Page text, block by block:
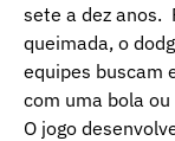
sete a dez anos.
queimada, o
equipes buscam
com uma bola
O jogo